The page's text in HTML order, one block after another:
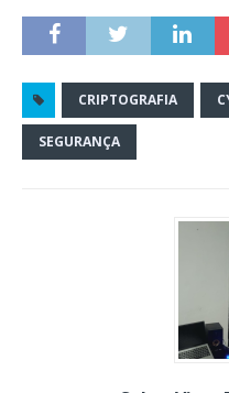
CRIPTOGRAFIA
SEGURANÇA